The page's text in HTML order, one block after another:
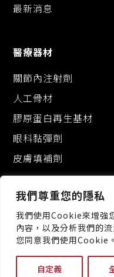
我們尊重您的隱私
我們使用Cookie來增強
內容，以及分析我們的
您同意我們使用Cookie。
自定義
最新消息
醫療器材
關節內注射劑
人工骨材
膠原蛋白再生基材
眼科黏彈劑
皮膚填補劑
桃園市龜山區科技一路
+886-3-3287222